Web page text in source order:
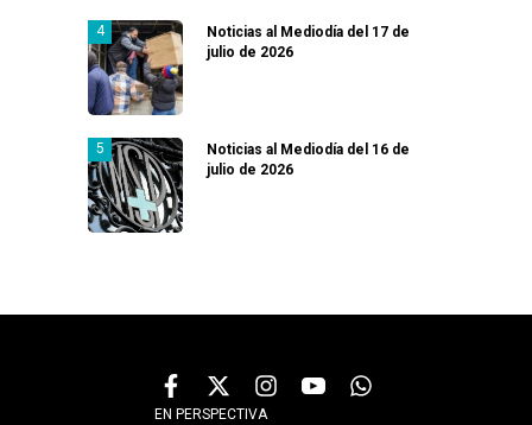
Noticias al Mediodía del 17 de
julio de 2026
Noticias al Mediodía del 16 de
julio de 2026
EN PERSPECTIVA